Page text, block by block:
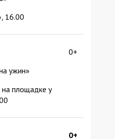
16.00
ужин»
площадке у
0+
0+